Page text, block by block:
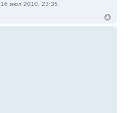
16 июл 2010, 23:35